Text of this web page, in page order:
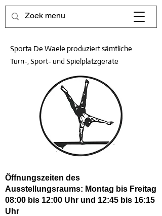
Sporta De Waele produziert sämtliche
Turn-, Sport- und Spielplatzgeräte
Öffnungszeiten des
Ausstellungsraums: Montag bis Freitag
08:00 bis 12:00 Uhr und 12:45 bis 16:15
Uhr